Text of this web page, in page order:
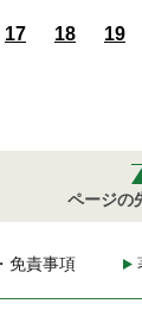
17 18 19
ページの
免責事項